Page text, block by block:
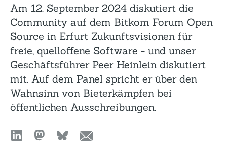
Am 12. September 2024 diskutiert die
Community auf dem Bitkom Forum Open
Source in Erfurt Zukunftsvisionen für
freie, quelloffene Software - und unser
Geschäftsführer Peer Heinlein diskutiert
mit. Auf dem Panel spricht er über den
Wahnsinn von Bieterkämpfen bei
öffentlichen Ausschreibungen.